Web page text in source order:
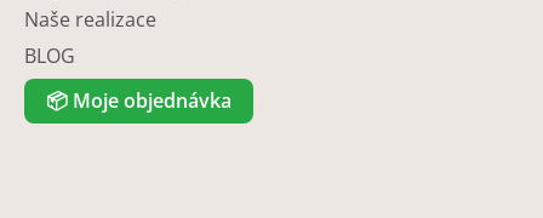
Naše realizace
BLOG
📦 Moje objednávka